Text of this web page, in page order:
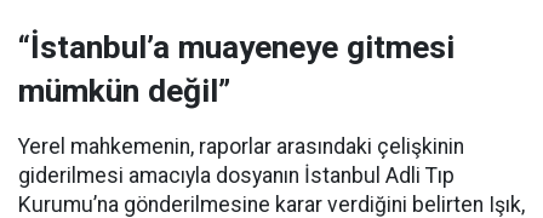
“İstanbul’a muayeneye gitmesi
mümkün değil”
Yerel mahkemenin, raporlar arasındaki çelişkinin
giderilmesi amacıyla dosyanın İstanbul Adli Tıp
Kurumu’na gönderilmesine karar verdiğini belirten Işık,